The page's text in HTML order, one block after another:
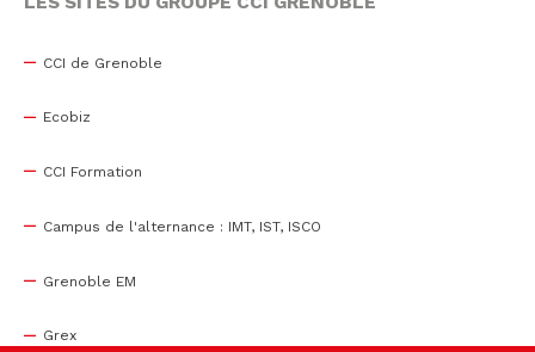
CCI de Grenoble
Ecobiz
CCI Formation
Campus de l'alternance : IMT, IST, ISCO
Grenoble EM
Grex